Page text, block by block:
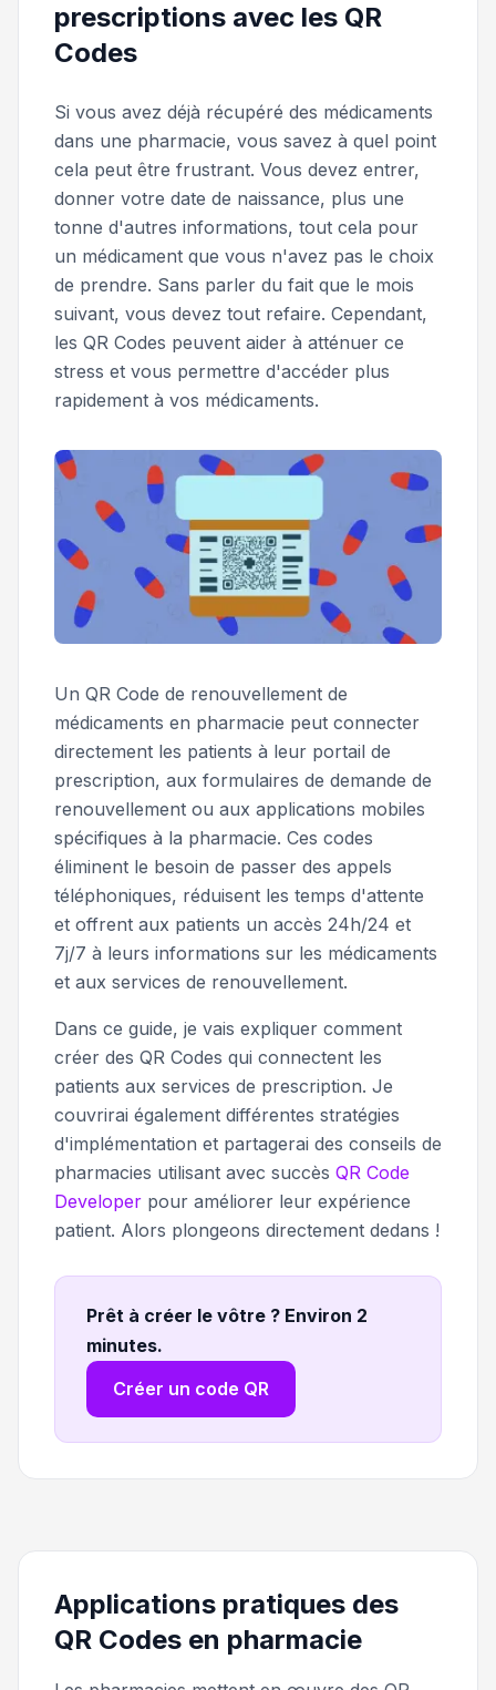
prescriptions avec les QR
Codes
Si vous avez déjà récupéré des médicaments
dans une pharmacie, vous savez à quel point
cela peut être frustrant. Vous devez entrer,
donner votre date de naissance, plus une
tonne d'autres informations, tout cela pour
un médicament que vous n'avez pas le choix
de prendre. Sans parler du fait que le mois
suivant, vous devez tout refaire. Cependant,
les QR Codes peuvent aider à atténuer ce
stress et vous permettre d'accéder plus
rapidement à vos médicaments.
Un QR Code de renouvellement de
médicaments en pharmacie peut connecter
directement les patients à leur portail de
prescription, aux formulaires de demande de
renouvellement ou aux applications mobiles
spécifiques à la pharmacie. Ces codes
éliminent le besoin de passer des appels
téléphoniques, réduisent les temps d'attente
et offrent aux patients un accès 24h/24 et
7j/7 à leurs informations sur les médicaments
et aux services de renouvellement.
Dans ce guide, je vais expliquer comment
créer des QR Codes qui connectent les
patients aux services de prescription. Je
couvrirai également différentes stratégies
d'implémentation et partagerai des conseils de
pharmacies utilisant avec succès QR Code
Developer pour améliorer leur expérience
patient. Alors plongeons directement dedans !
Prêt à créer le vôtre ? Environ 2
minutes.
Créer un code QR
Applications pratiques des
QR Codes en pharmacie